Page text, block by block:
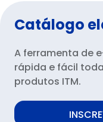
Catálogo
A ferramenta de
rápida e fácil
produtos ITM.